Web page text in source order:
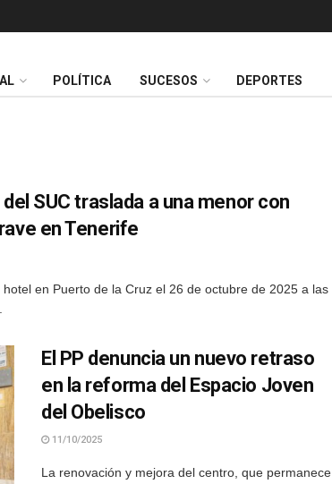
POLÍTICA SUCESOS DEPORTES
SUC traslada a una menor con
en Tenerife
en Puerto de la Cruz el 26 de octubre de 2025 a las
El PP denuncia un nuevo retraso
en la reforma del Espacio Joven
del Obelisco
11/10/2025
La renovación y mejora del centro, que permanece